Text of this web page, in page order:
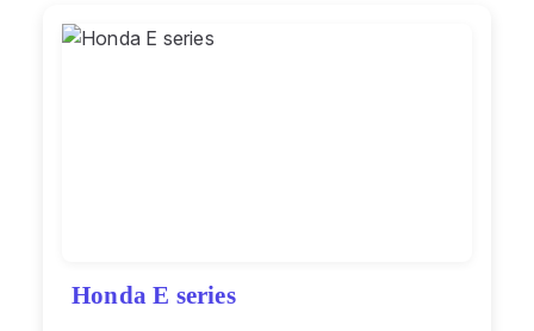
Honda E series